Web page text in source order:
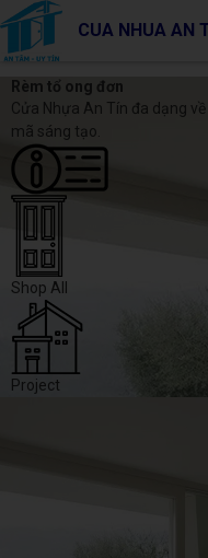
CUA NHUA AN
Rèm tổ ong đơn
Cửa Nhựa An Tín đa dạng
mã sáng tạo.
Shop All
Project